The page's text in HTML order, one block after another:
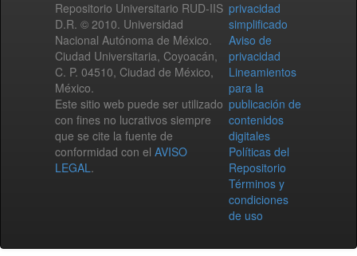
Repositorio Universitario RUD-IIS
D.R. © 2010. Universidad
Nacional Autónoma de México.
Ciudad Universitaria, Coyoacán,
C. P. 04510, Ciudad de México,
México.
Este sitio web puede ser utilizado
con fines no lucrativos siempre
que se cite la fuente de
conformidad con el AVISO
LEGAL.
privacidad
simplificado
Aviso de
privacidad
Lineamientos
para la
publicación de
contenidos
digitales
Políticas del
Repositorio
Términos y
condiciones
de uso